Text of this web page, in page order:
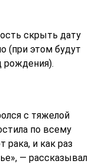
скрыть дату
(при этом будут
рождения).
с тяжелой
по всему
рака, и как раз
— рассказывал